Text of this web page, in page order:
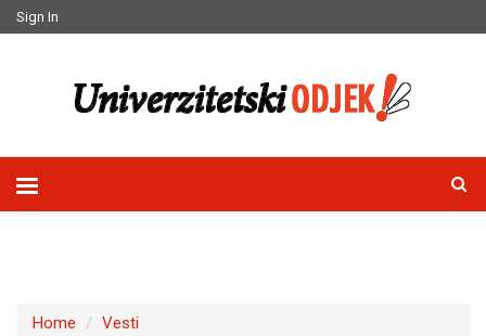
Sign In
Home Vesti